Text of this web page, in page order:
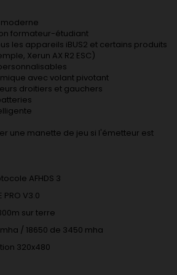
formateur-étudiant
les appareils iBUS2 et certains produits
Xerun AX R2 ESC)
avec volant pivotant
droitiers et gauchers
une manette de jeu si l'émetteur est
AFHDS 3
PRO V3.0
sur terre
/ 18650 de 3450 mha
320x480